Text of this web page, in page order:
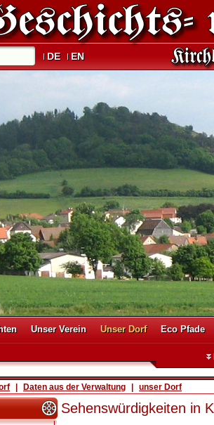
DE EN
Unser Verein Unser Dorf Eco Pfade
Daten aus der Verwaltung unser Dorf
Sehenswürdigkeiten in